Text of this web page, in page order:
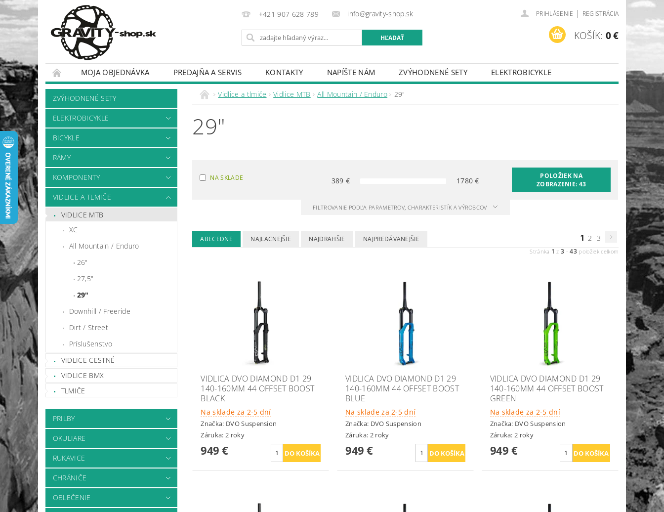
+421 907 628 789 info@gravity-shop.sk PRIHLÁSENIE | REGISTRÁCIA
KOŠÍK: 0 €
MOJA OBJEDNÁVKA PREDAJŇA A SERVIS KONTAKTY NAPÍŠTE NÁM ZVÝHODNENÉ SETY
ELEKTROBICYKLE
BICYKLE
RÁMY
ZVÝHODNENÉ SETY
ELEKTROBICYKLE
BICYKLE
RÁMY
KOMPONENTY
VIDLICE A TLMIČE
VIDLICE MTB
XC
All Mountain / Enduro
26"
27,5"
29"
Downhill / Freeride
Dirt / Street
Príslušenstvo
VIDLICE CESTNÉ
VIDLICE BMX
TLMIČE
PRILBY
OKULIARE
RUKAVICE
CHRÁNIČE
OBLEČENIE
Vidlice a tlmiče Vidlice MTB All Mountain / Enduro 29"
29"
NA SKLADE 389 € 1780 €
POLOŽIEK NA
ZOBRAZENIE: 43
FILTROVANIE PODĽA PARAMETROV, CHARAKTERISTÍK A VÝROBCOV
ABECEDNE NAJLACNEJŠIE NAJDRAHŠIE NAJPREDÁVANEJŠIE 1 2 3
Stránka 1 z3 -43 položiek celkom
VIDLICA DVO DIAMOND D1 29
140-160MM 44 OFFSET BOOST
BLACK
Na sklade za 2-5 dní
Značka: DVO Suspension
Záruka: 2 roky
949 €
VIDLICA DVO DIAMOND D1 29
140-160MM 44 OFFSET BOOST
BLUE
Na sklade za 2-5 dní
Značka: DVO Suspension
Záruka: 2 roky
949 €
VIDLICA DVO DIAMOND D1 29
140-160MM 44 OFFSET BOOST
GREEN
Na sklade za 2-5 dní
Značka: DVO Suspension
Záruka: 2 roky
949 €